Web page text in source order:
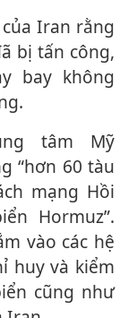
bị tấn công,
bay không
“hơn 60 tàu
mạng Hồi
Hormuz”.
vào các hệ
huy và kiểm
cũng như